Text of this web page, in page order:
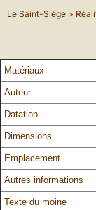
Le Saint-Siège >
Matériaux
Auteur
Datation
Dimensions
Emplacement
Autres informations
Texte du moine